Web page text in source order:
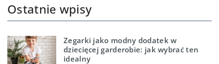
Ostatnie wpisy
Zegarki jako modny dodatek w
dziecięcej garderobie: jak wybrać ten
idealny